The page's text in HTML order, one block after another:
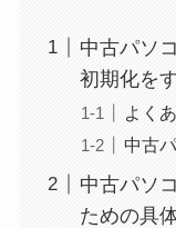
中古パソ
初期化を
よく
中古
中古パソ
ための具